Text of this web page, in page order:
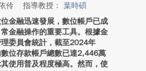
伶
指導教授： 葉時碩
金融迅速發展，數位帳戶已成
金融操作的重要工具。根據金
委員會統計，截至2024年
位存款帳戶總數已達2,446萬
使用普及程度極高。然而，使